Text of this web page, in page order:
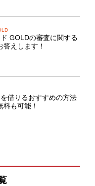
GOLDの審査に関する
答えします！
借りるおすすめの方法
料も可能！